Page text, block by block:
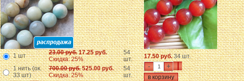
1 шт 23.00 руб.17.25 руб.
Скидка: 25%
54
шт.
1 нить (ок.
33 шт)
700.00 руб.525.00 руб.
Скидка: 25%
54
шт.
17.50 руб.34 шт.
- +